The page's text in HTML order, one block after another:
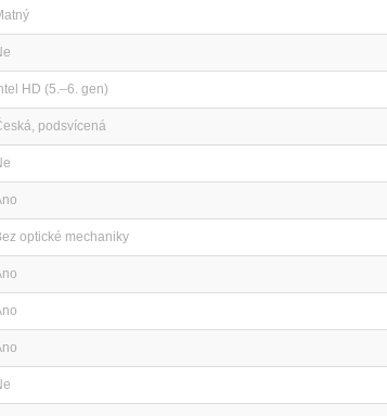
HD (5.–6. gen)
podsvícená
optické mechaniky